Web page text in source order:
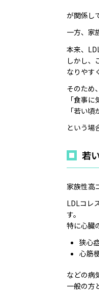
が関係し
一方、家
本来、
しかし、
なりやす
そのため、
「食事
「若い
という場
若
家族性高
LDLコレ
す。
特に心臓
狭心
心筋
などの病
一般の方